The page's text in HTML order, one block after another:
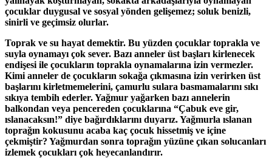
çocuklar duygusal ve sosyal yönden gelişemez; soluk benizli,
sinirli ve geçimsiz olurlar.
Toprak ve su hayat demektir. Bu yüzden çocuklar toprakla ve
suyla oynamayı çok sever. Bazı anneler üst başları kirlenecek
endişesi ile çocukların toprakla oynamalarına izin vermezler.
Kimi anneler de çocukların sokağa çıkmasına izin verirken üst
başlarını kirletmemelerini, çamurlu sulara basmamalarını sıkı
sıkıya tembih ederler. Yağmur yağarken bazı annelerin
balkondan veya pencereden çocuklarına “Çabuk eve gir,
ıslanacaksın!” diye bağırdıklarını duyarız. Yağmurla ıslanan
toprağın kokusunu acaba kaç çocuk hissetmiş ve içine
çekmiştir? Yağmurdan sonra toprağın yüzüne çıkan solucanları
izlemek çocukları çok heyecanlandırır.